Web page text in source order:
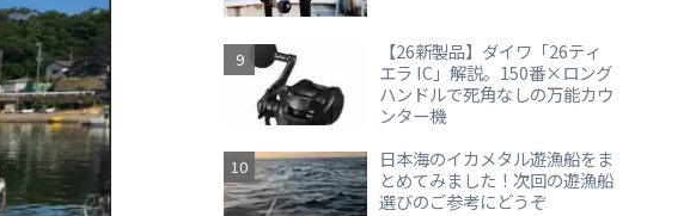
【26新製品】ダイワ「26ティ
エラ IC」解説。150番×ロング
ハンドルで死角なしの万能カウ
ンター機
日本海のイカメタル遊漁船をま
とめてみました！次回の遊漁船
選びのご参考にどうぞ